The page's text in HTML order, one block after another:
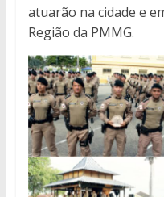
atuarão na cidade e
Região da PMMG.